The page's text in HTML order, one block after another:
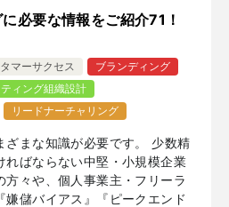
必要な情報をご紹介71！
マーサクセス
ブランディング
ィング組織設計
リードナーチャリング
ざまな知識が必要です。 少数精
ればならない中堅・小規模企業
方々や、個人事業主・フリーラ
嫌儲バイアス』『ピークエンド